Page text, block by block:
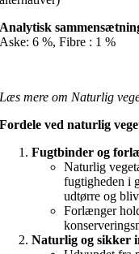
Analytisk
Aske: 6 %, Fibre : 1 %
Læs mere om Naturlig
Fordele ved naturlig
Fugtbinder og
Naturlig
fugtigheden i
udtørre og
Forlænger
Naturlig og sikker